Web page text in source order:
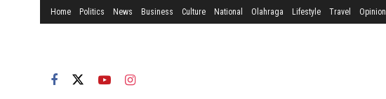
Home Politics News Business Culture National Olahraga Lifestyle Travel Opinion